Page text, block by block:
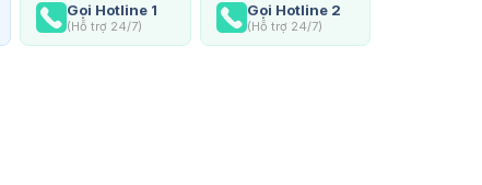
Gọi Hotline 1
(Hỗ trợ 24/7)
Gọi Hotline 2
(Hỗ trợ 24/7)